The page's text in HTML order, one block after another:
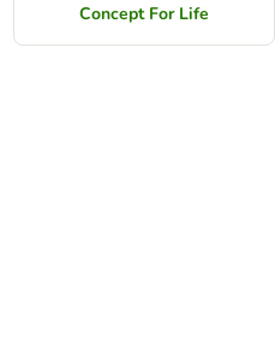
Concept For Life